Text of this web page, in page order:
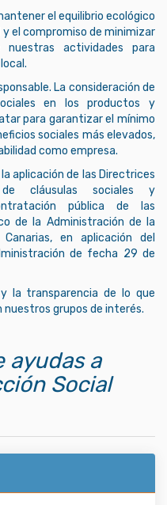
el equilibrio ecológico
el compromiso de minimizar
actividades para
La consideración de
en los productos y
para garantizar el mínimo
sociales más elevados,
como empresa.
aplicación de las Directrices
cláusulas sociales y
pública de las
de la Administración de la
en aplicación del
de fecha 29 de
la transparencia de lo que
nuestros grupos de interés.
ayudas a
Social